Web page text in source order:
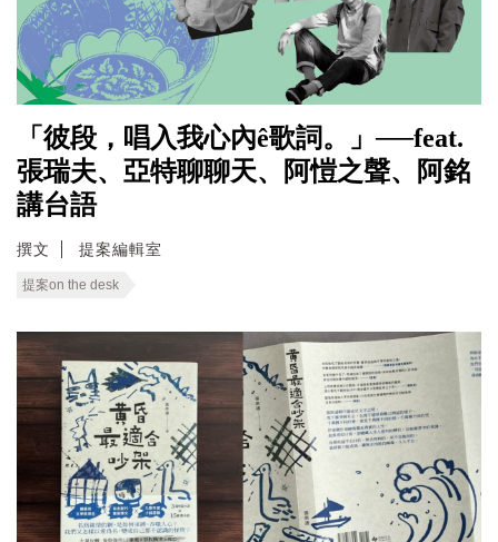
「彼段，唱入我心內ê歌詞。」──feat.
張瑞夫、亞特聊聊天、阿愷之聲、阿銘
講台語
撰文 提案編輯室
提案on the desk